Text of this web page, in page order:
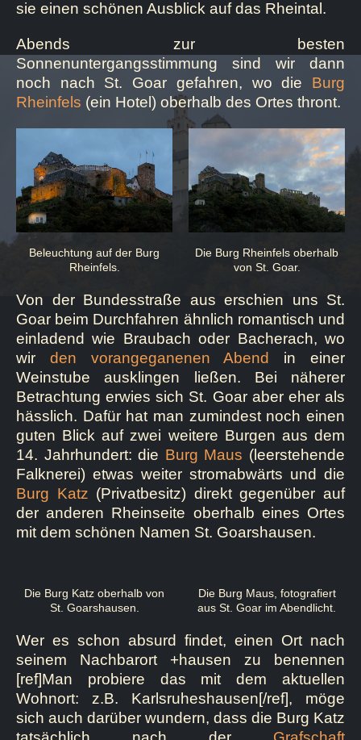
sie einen schönen Ausblick auf das Rheintal.
Abends zur besten
Sonnenuntergangsstimmung sind wir dann
noch nach St. Goar gefahren, wo die Burg
Rheinfels (ein Hotel) oberhalb des Ortes thront.
Beleuchtung auf der Burg
Rheinfels.
Die Burg Rheinfels oberhalb
von St. Goar.
Von der Bundesstraße aus erschien uns St.
Goar beim Durchfahren ähnlich romantisch und
einladend wie Braubach oder Bacherach, wo
wir den vorangeganenen Abend
in einer
Weinstube ausklingen ließen. Bei näherer
Betrachtung erwies sich St. Goar aber eher als
hässlich. Dafür hat man zumindest noch einen
guten Blick auf zwei weitere Burgen aus dem
14. Jahrhundert: die Burg Maus (leerstehende
Falknerei) etwas weiter stromabwärts und die
Burg Katz (Privatbesitz) direkt gegenüber auf
der anderen Rheinseite oberhalb eines Ortes
mit dem schönen Namen St. Goarshausen.
Die Burg Katz oberhalb von
St. Goarshausen.
Die Burg Maus, fotografiert
aus St. Goar im Abendlicht.
Wer es schon absurd findet, einen Ort nach
seinem Nachbarort +hausen zu benennen
[ref]Man probiere das mit dem aktuellen
Wohnort: z.B. Karlsruheshausen[/ref], möge
sich auch darüber wundern, dass die Burg Katz